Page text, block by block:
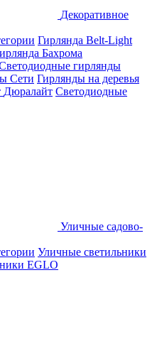
Декоративное
Гирлянда Belt-Light
Бахрома
гирлянды
Сети Гирлянды на деревья
Дюралайт Светодиодные
Уличные садово-
Уличные светильники
EGLO